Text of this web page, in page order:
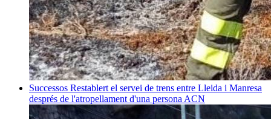
Successos Restablert el servei de trens entre Lleida i Manresa
després de l'atropellament d'una persona ACN